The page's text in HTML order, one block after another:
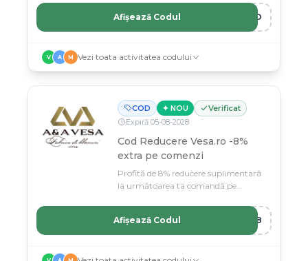
ERO
Afișează Codul
V A M Vezi toata activitatea codului
COD ✦ NOU
Verificat
Expiră 05-08-2028
Cod Reducere Vesa.ro -8%
extra pe comenzi
Profită de 8% reducere suplimentară
la următoarea ta comandă pe
RA8
Afișează Codul